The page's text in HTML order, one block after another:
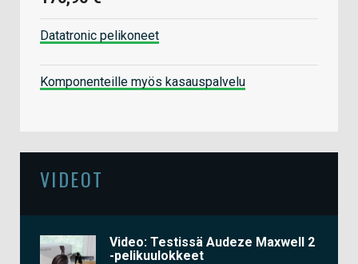
Datatronic pelikoneet
Komponenteille myös kasauspalvelu
VIDEOT
Video: Testissä Audeze Maxwell 2
-pelikuulokkeet